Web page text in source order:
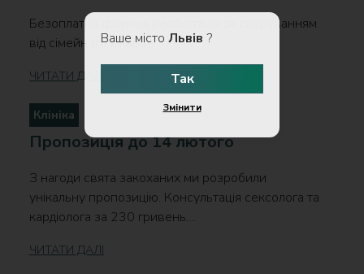
Ваше місто Львів ?
Так
Змінити
Безоплатна фізична реабілітація за скеруванням
від сімейного лікаря....
ЧИТАТИ ДАЛІ
Клініка
Пропозиція до 14 лютого
З нагоди свята закоханих ми розробили
унікальну пропозицію. Консультація сексолога та
кардіолога за 230 гривень....
ЧИТАТИ ДАЛІ